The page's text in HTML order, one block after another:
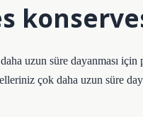
uzun süre dayanması
çok daha uzun süre